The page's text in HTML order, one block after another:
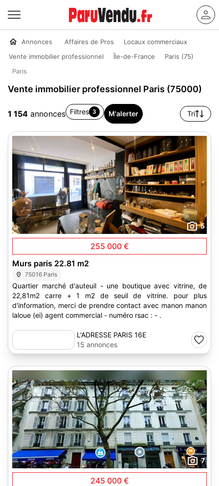
Annonces Affaires de Pros
Locaux commerciaux
Vente immobilier professionnel
Île-de-France
Paris (75)
Paris
Vente immobilier professionnel Paris (75000)
1 154 annonces Filtres 3 M'alerter Tri
5
255 000 €
Murs paris 22.81 m2
75016 Paris
Quartier marché d'auteuil - une boutique avec vitrine, de
22,81m2 carre + 1 m2 de seuil de vitrine. pour plus
d'information, merci de prendre contact avec manon manon
laloue (ei) agent commercial - numéro rsac : - .
L'ADRESSE PARIS 16E
15 annonces
7
245 000 €